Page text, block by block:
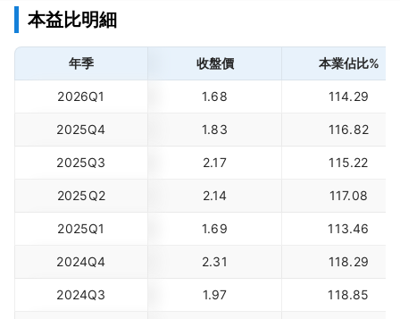
本益比明細
年季 收盤價 本業佔比%
2026Q1 1.68 114.29
2025Q4 1.83 116.82
2025Q3 2.17 115.22
2025Q2 2.14 117.08
2025Q1 1.69 113.46
2024Q4 2.31 118.29
2024Q3 1.97 118.85